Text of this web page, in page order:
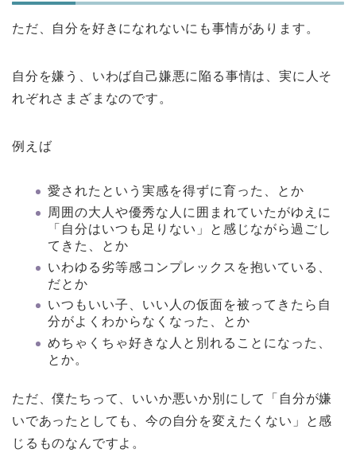
ただ、自分を好きになれないにも事情があります。
自分を嫌う、いわば自己嫌悪に陥る事情は、実に人そ
れぞれさまざまなのです。
例えば
愛されたという実感を得ずに育った、とか
周囲の大人や優秀な人に囲まれていたがゆえに
「自分はいつも足りない」と感じながら過ごし
てきた、とか
いわゆる劣等感コンプレックスを抱いている、
だとか
いつもいい子、いい人の仮面を被ってきたら自
分がよくわからなくなった、とか
めちゃくちゃ好きな人と別れることになった、
とか。
ただ、僕たちって、いいか悪いか別にして「自分が嫌
いであったとしても、今の自分を変えたくない」と感
じるものなんですよ。